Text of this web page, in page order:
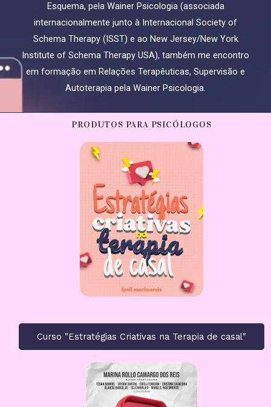
Esquema, pela Wainer Psicologia (associada
internacionalmente junto à Internacional Society of
Schema Therapy (ISST) e ao New Jersey/New York
Institute of Schema Therapy USA), também me encontro
em formação em Relações Terapêuticas, Supervisão e
Autoterapia pela Wainer Psicologia.
PRODUTOS PARA PSICÓLOGOS
Curso "Estratégias Criativas na Terapia de casal"